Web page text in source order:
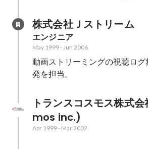
株式会社Ｊストリーム
エンジニア
May 1999-Jun 2006
動画ストリーミングの視聴ロ
発を担当。
トランスコスモス株式
mos inc.)
Apr 1999- Mar 2002